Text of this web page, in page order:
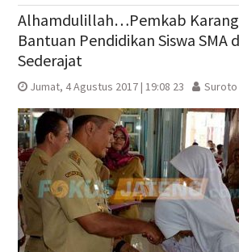
Alhamdulillah…Pemkab
Bantuan Pendidikan Siswa SMA
Sederajat
Jumat, 4 Agustus 2017 | 19:08 23 Suroto